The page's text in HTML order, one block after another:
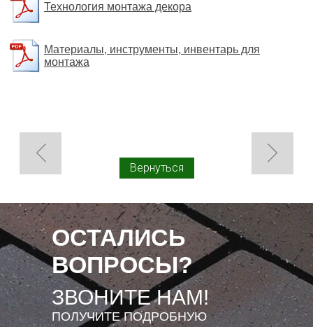
Технология монтажа декора
Материалы, инструменты, инвентарь для
монтажа
Вернуться
ОСТАЛИСЬ
ВОПРОСЫ?
ЗВОНИТЕ НАМ!
ПОЛУЧИТЕ ПОДРОБНУЮ